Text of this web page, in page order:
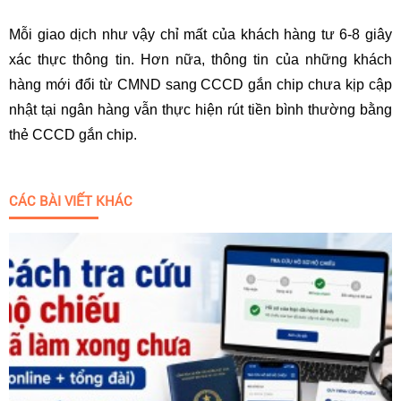
Mỗi giao dịch như vậy chỉ mất của khách hàng tư 6-8 giây
xác thực thông tin. Hơn nữa, thông tin của những khách
hàng mới đổi từ CMND sang CCCD gắn chip chưa kịp cập
nhật tại ngân hàng vẫn thực hiện rút tiền bình thường bằng
thẻ CCCD gắn chip.
CÁC BÀI VIẾT KHÁC